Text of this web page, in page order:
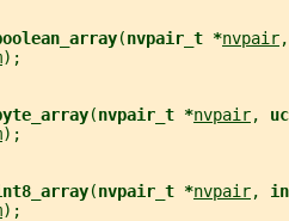
(nvpair_t *nvpair
);
(nvpair_t *nvpair,
);
(nvpair_t *nvpair,
);